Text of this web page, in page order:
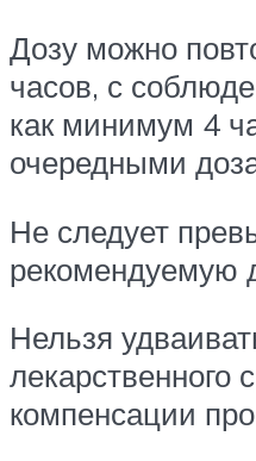
Дозу можно
часов, с
как минимум 4
очередными
Не следует
рекомендуемую
Нельзя
лекарственного
компенсации